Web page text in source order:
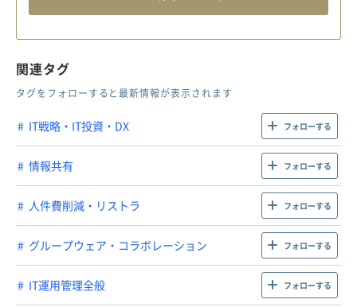
関連タグ
タグをフォローすると最新情報が表示されます
IT戦略・IT投資・DX フォローする
情報共有 フォローする
人件費削減・リストラ フォローする
グループウェア・コラボレーション フォローする
IT運用管理全般 フォローする